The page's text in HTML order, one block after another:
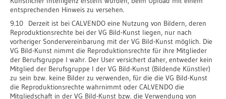
entsprechenden Hinweis zu versehen.
9.10 Derzeit ist bei CALVENDO eine Nutzung von Bildern, deren
Reproduktionsrechte bei der VG Bild-Kunst liegen, nur nach
vorheriger Sondervereinbarung mit der VG Bild-Kunst möglich. Die
VG Bild-Kunst nimmt die Reproduktionsrechte für ihre Mitglieder
der Berufsgruppe I wahr. Der User versichert daher, entweder kein
Mitglied der Berufsgruppe I der VG Bild-Kunst (Bildende Künstler)
zu sein bzw. keine Bilder zu verwenden, für die die VG Bild-Kunst
die Reproduktionsrechte wahrnimmt oder CALVENDO die
Mitgliedschaft in der VG Bild-Kunst bzw. die Verwendung von